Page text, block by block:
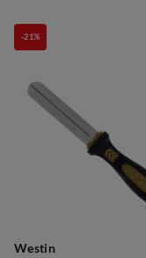
Westin
-21%